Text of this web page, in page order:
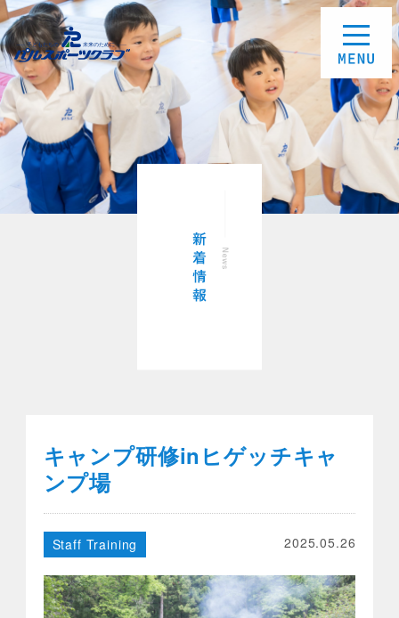
キャンプ研修inヒゲッチキャ
ンプ場
2025.05.26
Staff Training